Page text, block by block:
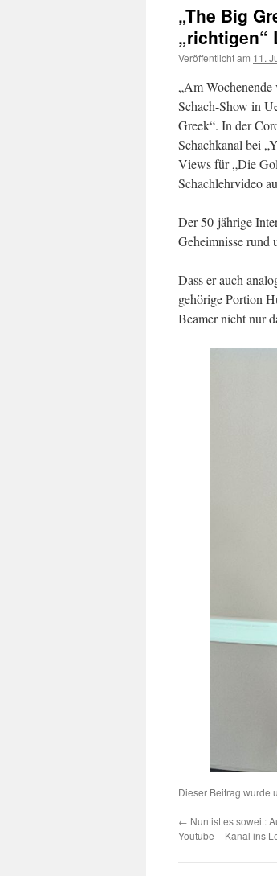
„The Big
„richtigen“
Veröffentlicht am 11.
„Am
Schach-Show in
Greek“. In der
Schachkanal bei
Views für „Die
Schachlehrvideo
Der 50-jährige
Geheimnisse rund
Dass er auch
gehörige Portion
Beamer nicht nur
Dieser Beitrag wurde
← Nun ist es soweit:
Youtube – Kanal ins